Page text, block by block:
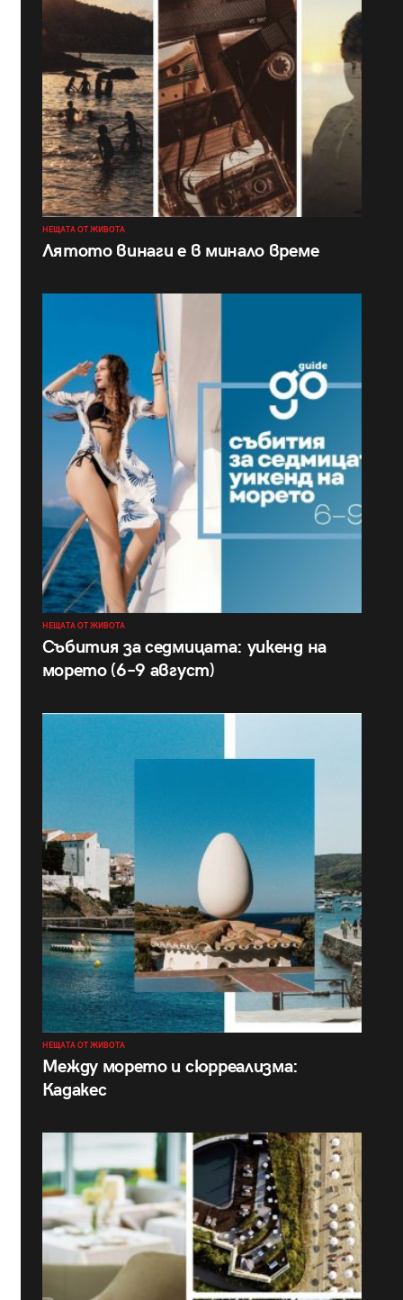
НЕЩАТА ОТ ЖИВОТА
Лятото винаги е в минало време
НЕЩАТА ОТ ЖИВОТА
Събития за седмицата: уикенд на
морето (6–9 август)
НЕЩАТА ОТ ЖИВОТА
Между морето и сюрреализма:
Кадакес